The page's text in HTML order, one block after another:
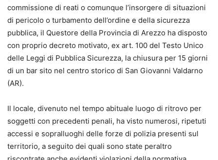
commissione di reati o comunque l’insorgere di situazioni
di pericolo o turbamento dell’ordine e della sicurezza
pubblica, il Questore della Provincia di Arezzo ha disposto
con proprio decreto motivato, ex art. 100 del Testo Unico
delle Leggi di Pubblica Sicurezza, la chiusura per 15 giorni
di un bar sito nel centro storico di San Giovanni Valdarno
(AR).
Il locale, divenuto nel tempo abituale luogo di ritrovo per
soggetti con precedenti penali, ha visto numerosi, ripetuti
accessi e sopralluoghi delle forze di polizia presenti sul
territorio, a seguito dei quali sono state peraltro